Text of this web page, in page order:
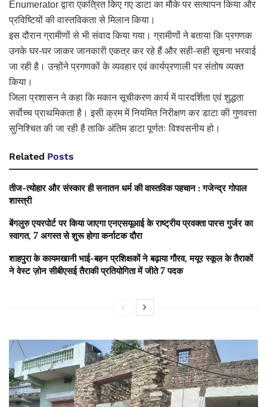
Enumerator द्वारा एकत्रित किए गए डाटा का मौके पर सत्यापन किया और
प्रविष्टियों की वास्तविकता से मिलान किया।
इस दौरान ग्रामीणों से भी संवाद किया गया। ग्रामीणों ने बताया कि प्रगणक
उनके घर-घर जाकर जानकारी एकत्र कर रहे हैं और सही-सही सूचना भरवाई
जा रही है। उन्होंने प्रगणकों के व्यवहार एवं कार्यप्रणाली पर संतोष व्यक्त
किया।
जिला प्रशासन ने कहा कि मकान सूचीकरण कार्य में पारदर्शिता एवं शुद्धता
सर्वाेच्च प्राथमिकता है। इसी क्रम में नियमित निरीक्षण कर डाटा की गुणवत्ता
सुनिश्चित की जा रही है ताकि अंतिम डाटा पूर्णतः विश्वसनीय हो।
Related Posts
तीज-त्योहार और संस्कार ही सनातन धर्म की वास्तविक पहचान : गजेन्द्र गोपाल
शास्त्री
बेंगलुरु एयरपोर्ट पर किया जाएगा एनएसयूआई के राष्ट्रीय प्रवक्ता पारस गुर्जर का
स्वागत, 7 अगस्त से शुरू होगा कर्नाटक दौरा
शाहपुरा के कायमखानी भाई-बहन प्रशिक्षकों ने बढ़ाया गौरव, मयूर स्कूल के तैराकों
ने वेस्ट ज़ोन सीबीएसई तैराकी प्रतियोगिता में जीते 7 पदक